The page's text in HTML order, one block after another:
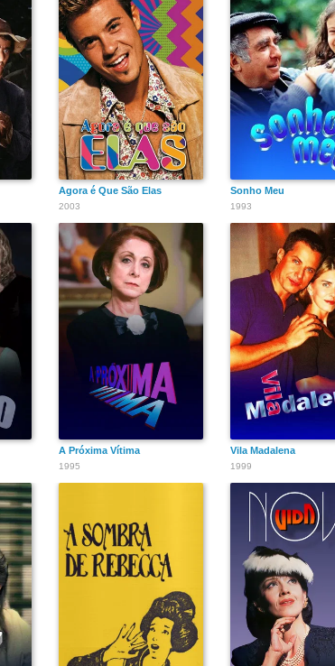
Agora é Que São Elas
2003
Sonho Meu
1993
A Próxima Vítima
1995
Vila Madalena
1999